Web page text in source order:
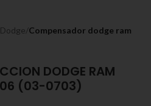
Compensador dodge ram
DODGE RAM
(03-0703)